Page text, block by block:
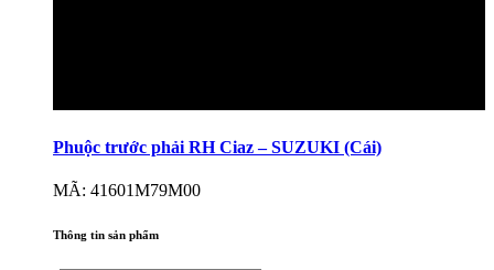
Phuộc trước phải RH Ciaz – SUZUKI (Cái)
MÃ: 41601M79M00
Thông tin sản phẩm